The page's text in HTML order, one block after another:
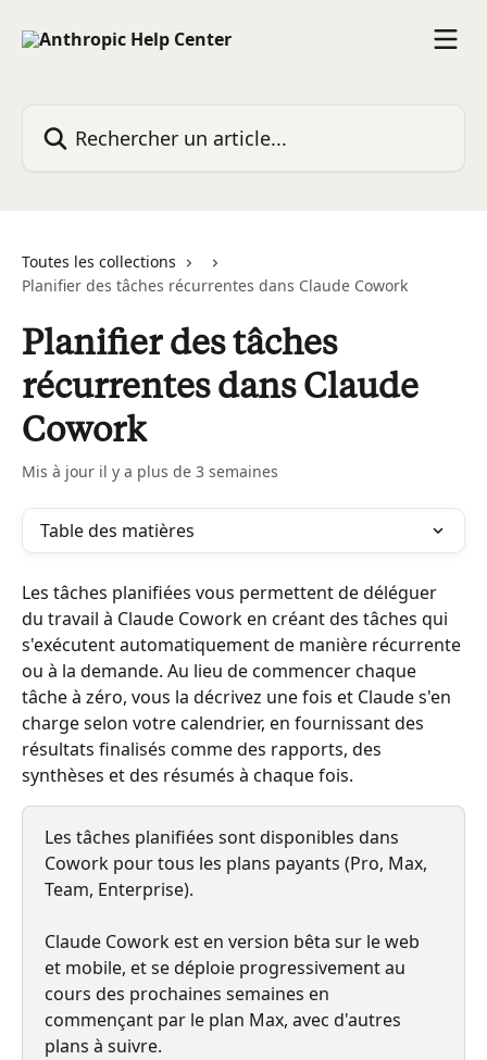
Toutes les collections
Planifier des tâches récurrentes dans Claude Cowork
Planifier des tâches
récurrentes dans Claude
Cowork
Mis à jour il y a plus de 3 semaines
Table des matières
Les tâches planifiées vous permettent de déléguer
du travail à Claude Cowork en créant des tâches qui
s'exécutent automatiquement de manière récurrente
ou à la demande. Au lieu de commencer chaque
tâche à zéro, vous la décrivez une fois et Claude s'en
charge selon votre calendrier, en fournissant des
résultats finalisés comme des rapports, des
synthèses et des résumés à chaque fois.
Les tâches planifiées sont disponibles dans
Cowork pour tous les plans payants (Pro, Max,
Team, Enterprise).
Claude Cowork est en version bêta sur le web
et mobile, et se déploie progressivement au
cours des prochaines semaines en
commençant par le plan Max, avec d'autres
plans à suivre.